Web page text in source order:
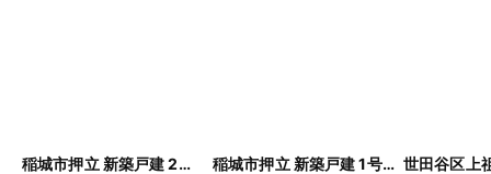
稲城市押立 新築戸建 2号棟 稲城市押立 新築戸建 1号棟